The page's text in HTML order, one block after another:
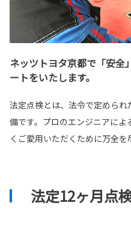
ネッツトヨタ京都で「安全
ートをいたします。
法定点検とは、法令で定めら
備です。プロのエンジニアに
くご愛用いただくために万全を
法定12ヶ月点